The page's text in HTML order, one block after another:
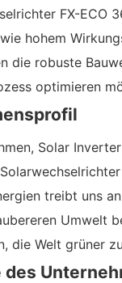
FX-ECO
hohem
die robuste
optimieren
Solar
treibt uns
Umwelt
die Welt grüner
des